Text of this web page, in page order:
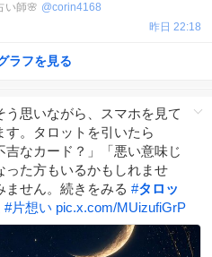
い師🌸 @corin4168
昨日 22:18
ラフを見る
う思いながら、スマホを見て
す。タロットを引いたら
吉なカード？」「悪い意味じ
った方もいるかもしれませ
ません。続きをみる #タロッ
#片想い pic.x.com/MUizufiGrP